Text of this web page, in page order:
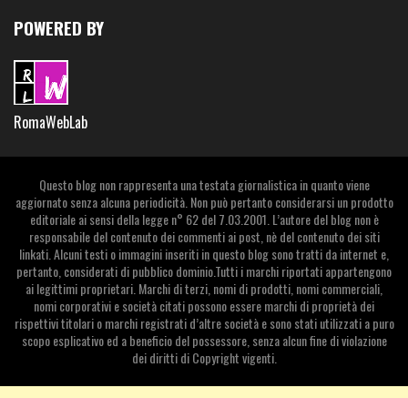
POWERED BY
RomaWebLab
Questo blog non rappresenta una testata giornalistica in quanto viene
aggiornato senza alcuna periodicità. Non può pertanto considerarsi un prodotto
editoriale ai sensi della legge n° 62 del 7.03.2001. L’autore del blog non è
responsabile del contenuto dei commenti ai post, nè del contenuto dei siti
linkati. Alcuni testi o immagini inseriti in questo blog sono tratti da internet e,
pertanto, considerati di pubblico dominio.Tutti i marchi riportati appartengono
ai legittimi proprietari. Marchi di terzi, nomi di prodotti, nomi commerciali,
nomi corporativi e società citati possono essere marchi di proprietà dei
rispettivi titolari o marchi registrati d’altre società e sono stati utilizzati a puro
scopo esplicativo ed a beneficio del possessore, senza alcun fine di violazione
dei diritti di Copyright vigenti.